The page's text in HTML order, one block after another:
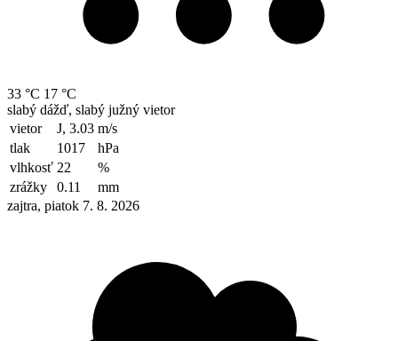
33 °C 17 °C
slabý dážď, slabý južný vietor
vietor
J, 3.03 m/s
tlak
1017
hPa
vlhkosť 22
%
zrážky
0.11
mm
zajtra, piatok 7. 8. 2026